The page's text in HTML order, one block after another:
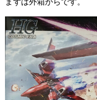
まずは外箱からです。